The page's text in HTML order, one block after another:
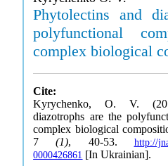
Phytolectins and
polyfunctional
complex biological
Cite:
Kyrychenko, O. V.
diazotrophs are the
complex biological
7(1), 40-53. http://
0000426861 [In Ukrainian].